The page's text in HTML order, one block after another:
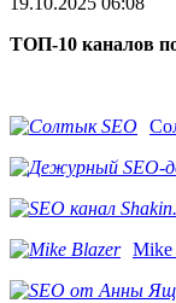
ТОП-10 каналов
Mike